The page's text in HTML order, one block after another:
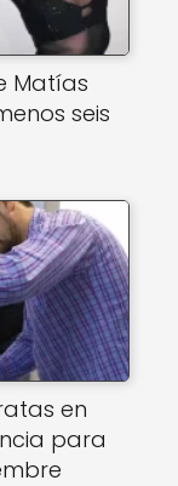
Matías
seis
en
para